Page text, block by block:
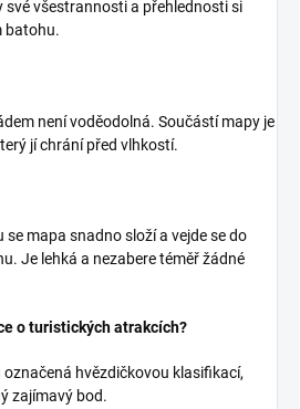
své všestrannosti a přehlednosti si
batohu.
není voděodolná. Součástí mapy je
jí chrání před vlhkostí.
mapa snadno složí a vejde se do
Je lehká a nezabere téměř žádné
o turistických atrakcích?
hvězdičkovou klasifikací,
zajímavý bod.